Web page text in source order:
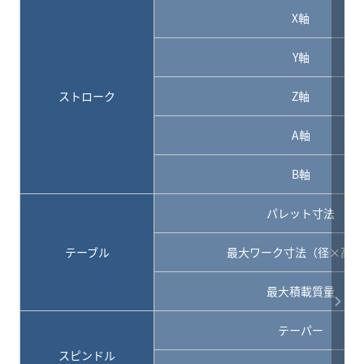
ストローク
X軸
Y軸
Z軸
A軸
B軸
テーブル
パレット寸法
最大ワーク寸法（径×高
最大積載質量
スピンドル
テーパー